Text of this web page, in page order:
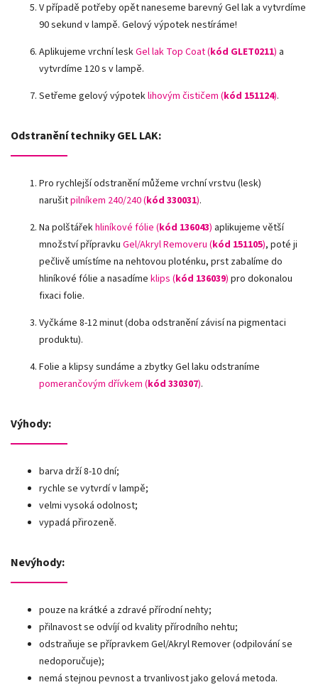
V případě potřeby opět naneseme barevný Gel lak a vytvrdíme
90 sekund v lampě. Gelový výpotek nestíráme!
Aplikujeme vrchní leskGel lak Top Coat (kód GLET0211) a
vytvrdíme 120 s v lampě.
Setřeme gelový výpoteklihovým čističem (kód 151124).
Odstranění techniky GEL LAK:
Pro rychlejší odstranění můžeme vrchní vrstvu (lesk)
narušitpilníkem 240/240 (kód 330031).
Na polštářekhliníkové fólie (kód 136043) aplikujeme větší
množství přípravku Gel/Akryl Removeru (kód 151105), poté ji
pečlivě umístíme na nehtovou ploténku, prst zabalíme do
hliníkové fólie a nasadíme klips (kód 136039) pro dokonalou
fixaci folie.
Vyčkáme 8-12 minut (doba odstranění závisí na pigmentaci
produktu).
Folie a klipsy sundáme a zbytky Gel laku odstraníme
pomerančovým dřívkem (kód 330307).
Výhody:
barva drží 8-10 dní;
rychle se vytvrdí v lampě;
velmi vysoká odolnost;
vypadá přirozeně.
Nevýhody:
pouze na krátké a zdravé přírodní nehty;
přilnavost se odvíjí od kvality přírodního nehtu;
odstraňuje se přípravkem Gel/Akryl Remover (odpilování se
nedoporučuje);
nemá stejnou pevnost a trvanlivost jako gelová metoda.